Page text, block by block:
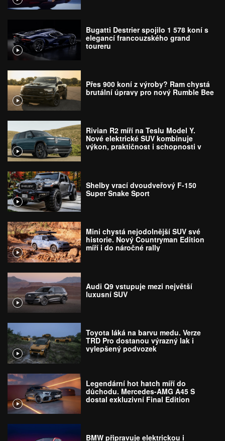
Bugatti Destrier spojilo 1 578 koní s
elegancí francouzského grand
toureru
Přes 900 koní z výroby? Ram chystá
brutální úpravy pro nový Rumble Bee
Rivian R2 míří na Teslu Model Y.
Nové elektrické SUV kombinuje
výkon, praktičnost i schopnosti v
Shelby vrací dvoudveřový F-150
Super Snake Sport
Mini chystá nejodolnější SUV své
historie. Nový Countryman Edition
míří i do náročné rally
Audi Q9 vstupuje mezi největší
luxusní SUV
Toyota láká na barvu medu. Verze
TRD Pro dostanou výrazný lak i
vylepšený podvozek
Legendární hot hatch míří do
důchodu. Mercedes-AMG A45 S
dostal exkluzivní Final Edition
BMW připravuje elektrickou i